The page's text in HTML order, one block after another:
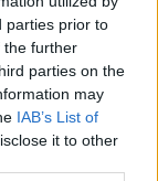
parties prior to
the further
parties on the
may
IAB’s List of
it to other
ιδέα. Τους
και
μία